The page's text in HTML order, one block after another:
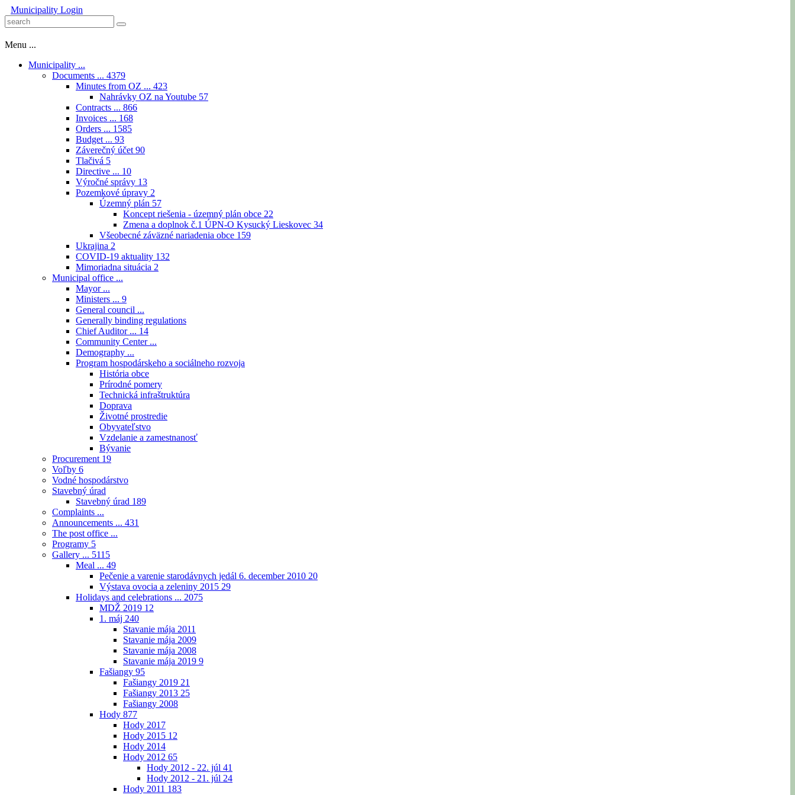
Municipality Login
Menu ...
Municipality ...
Documents ... 4379
Minutes from OZ ... 423
Nahrávky OZ na Youtube 57
Contracts ... 866
Invoices ... 168
Orders ... 1585
Budget ... 93
Záverečný účet 90
Tlačivá 5
Directive ... 10
Výročné správy 13
Pozemkové úpravy 2
Územný plán 57
Koncept riešenia - územný plán obce 22
Zmena a doplnok č.1 ÚPN-O Kysucký Lieskovec 34
Všeobecné záväzné nariadenia obce 159
Ukrajina 2
COVID-19 aktuality 132
Mimoriadna situácia 2
Municipal office ...
Mayor ...
Ministers ... 9
General council ...
Generally binding regulations
Chief Auditor ... 14
Community Center ...
Demography ...
Program hospodárskeho a sociálneho rozvoja
História obce
Prírodné pomery
Technická infraštruktúra
Doprava
Životné prostredie
Obyvateľstvo
Vzdelanie a zamestnanosť
Bývanie
Procurement 19
Voľby 6
Vodné hospodárstvo
Stavebný úrad
Stavebný úrad 189
Complaints ...
Announcements ... 431
The post office ...
Programy 5
Gallery ... 5115
Meal ... 49
Pečenie a varenie starodávnych jedál 6. december 2010 20
Výstava ovocia a zeleniny 2015 29
Holidays and celebrations ... 2075
MDŽ 2019 12
1. máj 240
Stavanie mája 2011
Stavanie mája 2009
Stavanie mája 2008
Stavanie mája 2019 9
Fašiangy 95
Fašiangy 2019 21
Fašiangy 2013 25
Fašiangy 2008
Hody 877
Hody 2017
Hody 2015 12
Hody 2014
Hody 2012 65
Hody 2012 - 22. júl 41
Hody 2012 - 21. júl 24
Hody 2011 183